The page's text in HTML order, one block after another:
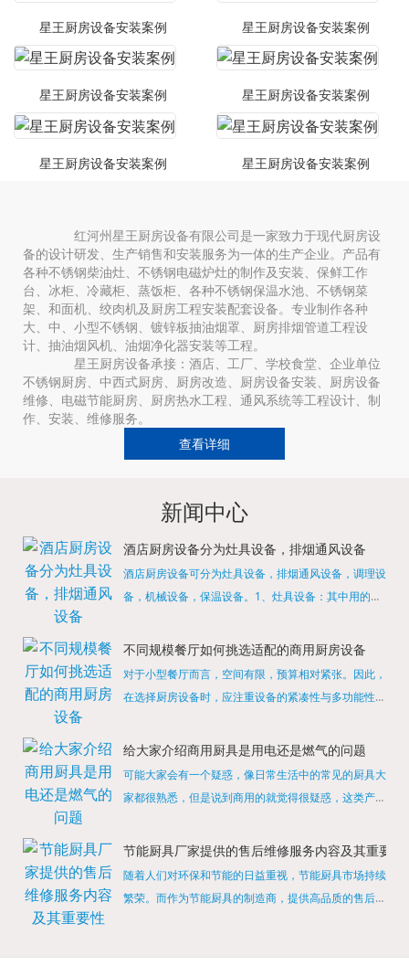
星王厨房设备安装案例 星王厨房设备安装案例
星王厨房设备安装案例 星王厨房设备安装案例
星王厨房设备安装案例 星王厨房设备安装案例
红河州星王厨房设备有限公司是一家致力于现代厨房设
备的设计研发、生产销售和安装服务为一体的生产企业。产品有
各种不锈钢柴油灶、不锈钢电磁炉灶的制作及安装、保鲜工作
台、冰柜、冷藏柜、蒸饭柜、各种不锈钢保温水池、不锈钢菜
架、和面机、绞肉机及厨房工程安装配套设备。专业制作各种
大、中、小型不锈钢、镀锌板抽油烟罩、厨房排烟管道工程设
计、抽油烟风机、油烟净化器安装等工程。
星王厨房设备承接：酒店、工厂、学校食堂、企业单位
不锈钢厨房、中西式厨房、厨房改造、厨房设备安装、厨房设备
维修、电磁节能厨房、厨房热水工程、通风系统等工程设计、制
作、安装、维修服务。
查看详细
新闻中心
酒店厨房设备分为灶具设备，排烟通风设备
酒店厨房设备可分为灶具设备，排烟通风设备，调理设
备，机械设备，保温设备。1、灶具设备：其中用的较
缺少的，经过相关检测证明的合格设备才能进行使用，
不同规模餐厅如何挑选适配的商用厨房设备
对于小型餐厅而言，空间有限，预算相对紧张。因此，
在选择厨房设备时，应注重设备的紧凑性与多功能性。
烹饪设备，既能节省空间，又能满足多样化的烹饪需
给大家介绍商用厨具是用电还是燃气的问题
可能大家会有一个疑惑，像日常生活中的常见的厨具大
家都很熟悉，但是说到商用的就觉得很疑惑，这类产品
店用的就是商用的吗?还真别说，真被大家猜对了，这
节能厨具厂家提供的售后维修服务内容及其重要性
随着人们对环保和节能的日益重视，节能厨具市场持续
繁荣。而作为节能厨具的制造商，提供高品质的售后维